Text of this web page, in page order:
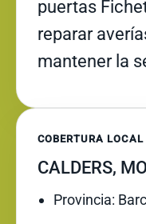
puertas
reparar
mantener la
COBERTURA LOCAL
CALDERS,
Provincia: